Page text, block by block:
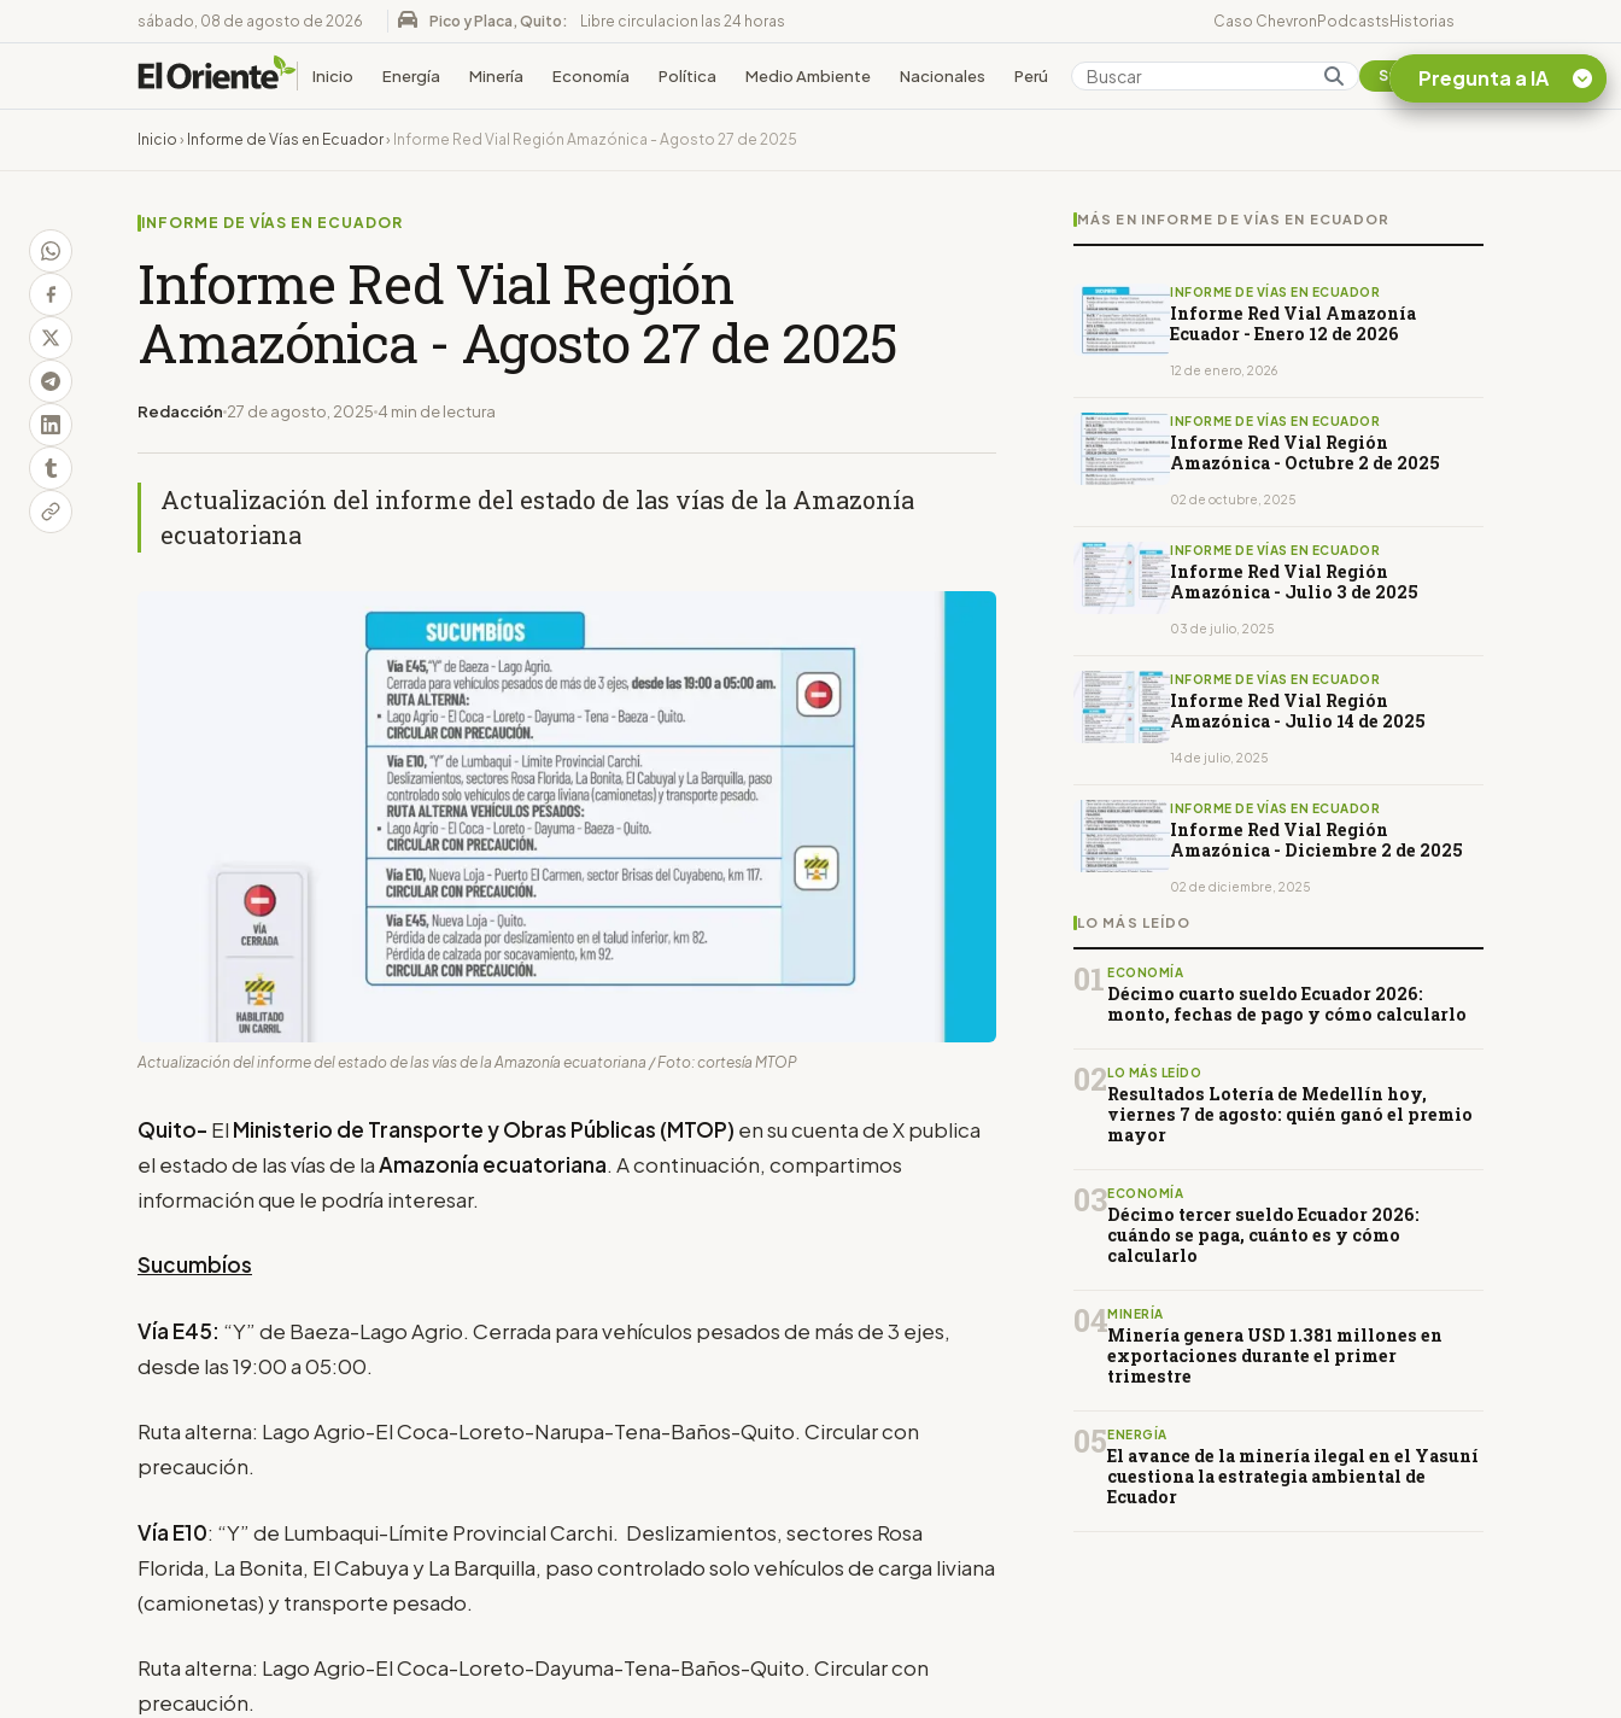
sábado, 08 de agosto de 2026 Pico y Placa, Quito: Libre circulacion las 24 horas Caso ChevronPodcastsHistorias
Inicio Energía Minería Economía Política Medio Ambiente Nacionales Perú Colombia Suscribirse
Inicio › Informe de Vías en Ecuador› Informe Red Vial Región Amazónica - Agosto 27 de 2025
INFORME DE VÍAS EN ECUADOR
Informe Red Vial Región
Amazónica - Agosto 27 de 2025
Redacción 27 de agosto, 2025 4 min de lectura
Actualización del informe del estado de las vías de la Amazonía
ecuatoriana
Actualización del informe del estado de las vías de la Amazonía ecuatoriana / Foto: cortesía MTOP
Quito- El Ministerio de Transporte y Obras Públicas (MTOP) en su cuenta de X publica
el estado de las vías de laAmazonía ecuatoriana. A continuación, compartimos
información que le podría interesar.
Sucumbíos
Vía E45: “Y” de Baeza-Lago Agrio. Cerrada para vehículos pesados de más de 3 ejes,
desde las 19:00 a 05:00.
Ruta alterna: Lago Agrio-El Coca-Loreto-Narupa-Tena-Baños-Quito. Circular con
precaución.
Vía E10: “Y” de Lumbaqui-Límite Provincial Carchi. Deslizamientos, sectores Rosa
Florida, La Bonita, El Cabuya y La Barquilla, paso controlado solo vehículos de carga liviana
(camionetas) y transporte pesado.
Ruta alterna: Lago Agrio-El Coca-Loreto-Dayuma-Tena-Baños-Quito. Circular con
precaución.
MÁS EN INFORME DE VÍAS EN ECUADOR
INFORME DE VÍAS EN ECUADOR
Informe Red Vial Amazonía
Ecuador - Enero 12 de 2026
12 de enero, 2026
INFORME DE VÍAS EN ECUADOR
Informe Red Vial Región
Amazónica - Octubre 2 de 2025
02 de octubre, 2025
INFORME DE VÍAS EN ECUADOR
Informe Red Vial Región
Amazónica - Julio 3 de 2025
03 de julio, 2025
INFORME DE VÍAS EN ECUADOR
Informe Red Vial Región
Amazónica - Julio 14 de 2025
14 de julio, 2025
INFORME DE VÍAS EN ECUADOR
Informe Red Vial Región
Amazónica - Diciembre 2 de 2025
02 de diciembre, 2025
LO MÁS LEÍDO
01 ECONOMÍA
Décimo cuarto sueldo Ecuador 2026:
monto, fechas de pago y cómo calcularlo
02 LO MÁS LEÍDO
Resultados Lotería de Medellín hoy,
viernes 7 de agosto: quién ganó el premio
mayor
03ECONOMÍA
Décimo tercer sueldo Ecuador 2026:
cuándo se paga, cuánto es y cómo
calcularlo
04MINERÍA
Minería genera USD 1.381 millones en
exportaciones durante el primer
trimestre
05 ENERGÍA
El avance de la minería ilegal en el Yasuní
cuestiona la estrategia ambiental de
Ecuador
Pregunta a IA